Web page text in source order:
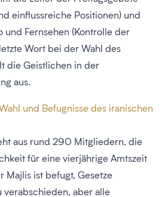
einflussreiche Positionen) und
und Fernsehen (Kontrolle der
Wort bei der Wahl des
die Geistlichen in der
aus.
und Befugnisse des iranischen
aus rund 290 Mitgliedern, die
für eine vierjährige Amtszeit
Majlis ist befugt, Gesetze
verabschieden, aber alle